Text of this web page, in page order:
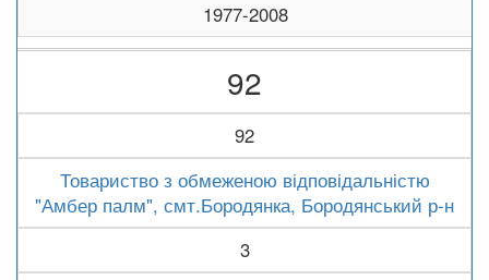
1977-2008
92
92
Товариство з обмеженою відповідальністю
"Амбер палм", смт.Бородянка, Бородянський р-н
3